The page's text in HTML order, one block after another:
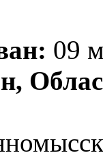
09